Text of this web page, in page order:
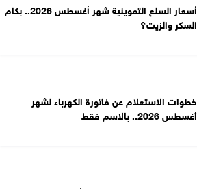
أسعار السلع التموينية شهر أغسطس 2026.. بكام
السكر والزيت؟
خطوات الاستعلام عن فاتورة الكهرباء لشهر
أغسطس 2026.. بالاسم فقط